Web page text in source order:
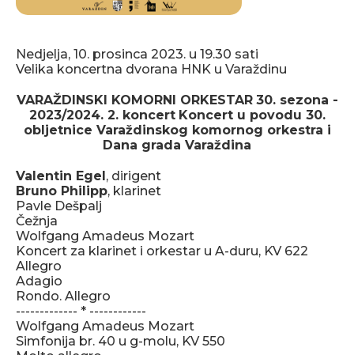
Nedjelja, 10. prosinca 2023. u 19.30 sati
Velika koncertna dvorana HNK u Varaždinu
VARAŽDINSKI KOMORNI ORKESTAR 30. sezona -
2023/2024. 2. koncert Koncert u povodu 30.
obljetnice Varaždinskog komornog orkestra i
Dana grada Varaždina
Valentin Egel , dirigent
Bruno Philipp, klarinet
Pavle Dešpalj
Čežnja
Wolfgang Amadeus Mozart
Koncert za klarinet i orkestar u A-duru, KV 622
Allegro
Adagio
Rondo. Allegro
------------- * ------------
Wolfgang Amadeus Mozart
Simfonija br. 40 u g-molu, KV 550